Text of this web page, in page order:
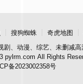
搜狗蜘蛛 奇虎地图
剧、动漫、综艺、未删减
pylrm.com All Rights
备2023002358号